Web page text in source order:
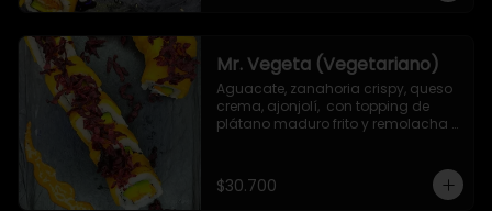
Mr. Vegeta (Vegetariano)
Aguacate, zanahoria crispy, queso
crema, ajonjolí,  con topping de
plátano maduro frito y remolacha
$30.700